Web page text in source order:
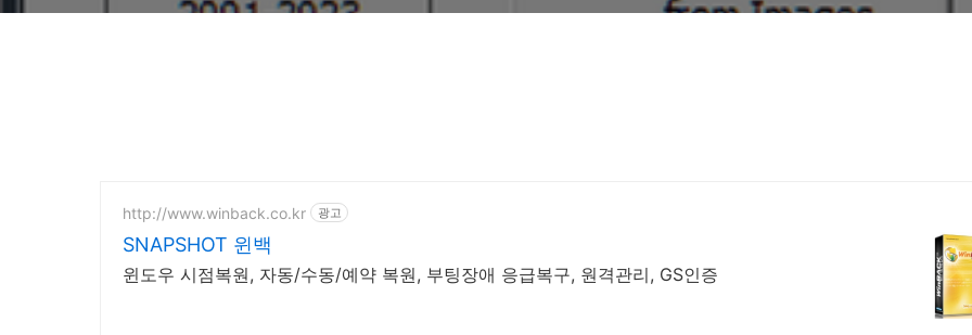
http://www.winback.co.kr 광고
SNAPSHOT 윈백
윈도우 시점복원, 자동/수동/예약 복원, 부팅장애 응급복구, 원격관리, GS인증